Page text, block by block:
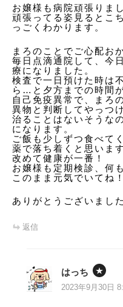
お嬢様も病院頑張りま
頑張ってる姿見るとこ
っごくわかります。
まろのことでご心配お
毎日点滴通院して、今
療になりました。
検査で一日預けた時は
ら…と夕方までの時間
自己免疫異常で、まろ
異物と判断してやっつ
治ることはないそうな
になります。
ご飯も少しずつ食べて
薬で落ち着くと思います
改めて健康が一番！
お嬢様も定期検診、何
このまま元気でいてね！
ありがとうございました
返信
はっち
2023年9月30日